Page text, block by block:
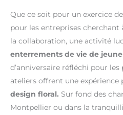
Que ce soit pour un exercice
pour les entreprises
la collaboration, une activité
enterrements de vie de
d’anniversaire réfléchi pour les
ateliers offrent une expérience
design floral. Sur fond des
Montpellier ou dans la